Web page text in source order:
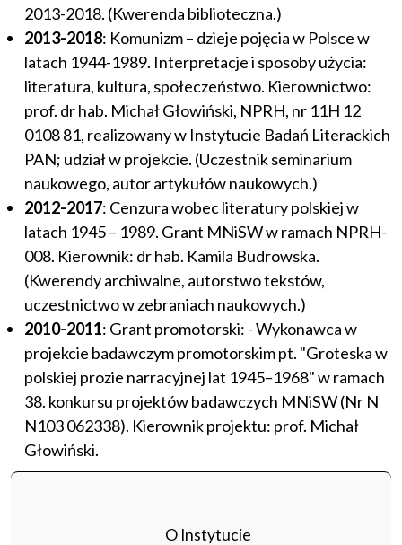
O Instytucie
2013-2018. (Kwerenda biblioteczna.)
2013-2018: Komunizm – dzieje pojęcia w Polsce w
latach 1944-1989. Interpretacje i sposoby użycia:
literatura, kultura, społeczeństwo. Kierownictwo:
prof. dr hab. Michał Głowiński, NPRH, nr 11H 12
0108 81, realizowany w Instytucie Badań Literackich
PAN; udział w projekcie. (Uczestnik seminarium
naukowego, autor artykułów naukowych.)
2012-2017: Cenzura wobec literatury polskiej w
latach 1945 – 1989. Grant MNiSW w ramach NPRH-
008. Kierownik: dr hab. Kamila Budrowska.
(Kwerendy archiwalne, autorstwo tekstów,
uczestnictwo w zebraniach naukowych.)
2010-2011: Grant promotorski: - Wykonawca w
projekcie badawczym promotorskim pt. "Groteska w
polskiej prozie narracyjnej lat 1945–1968" w ramach
38. konkursu projektów badawczych MNiSW (Nr N
N103 062338). Kierownik projektu: prof. Michał
Głowiński.